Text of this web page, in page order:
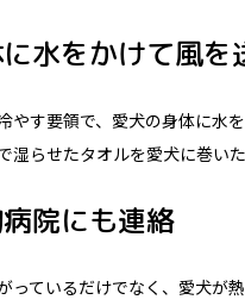
水をかけて風を
やす要領で、愛犬の身体に水
湿らせたタオルを愛犬に巻い
院にも連絡
っているだけでなく、愛犬が